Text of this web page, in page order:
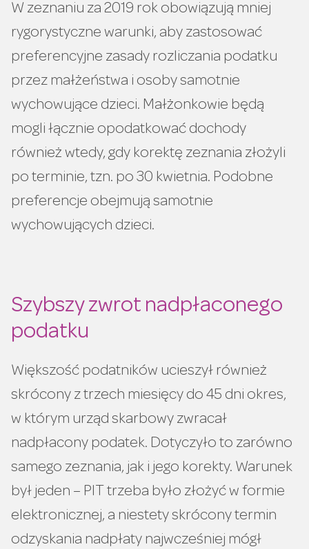
W zeznaniu za 2019 rok obowiązują mniej
rygorystyczne warunki, aby zastosować
preferencyjne zasady rozliczania podatku
przez małżeństwa i osoby samotnie
wychowujące dzieci. Małżonkowie będą
mogli łącznie opodatkować dochody
również wtedy, gdy korektę zeznania złożyli
po terminie, tzn. po 30 kwietnia. Podobne
preferencje obejmują samotnie
wychowujących dzieci.
Szybszy zwrot nadpłaconego
podatku
Większość podatników ucieszył również
skrócony z trzech miesięcy do 45 dni okres,
w którym urząd skarbowy zwracał
nadpłacony podatek. Dotyczyło to zarówno
samego zeznania, jak i jego korekty. Warunek
był jeden – PIT trzeba było złożyć w formie
elektronicznej, a niestety skrócony termin
odzyskania nadpłaty najwcześniej mógł